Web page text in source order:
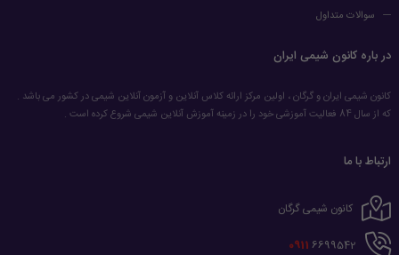
سوالات متداول
در باره کانون شیمی ایران
کانون شیمی ایران و گرگان ، اولین مرکز ارائه کلاس آنلاین و آزمون آنلاین شیمی در کشور می باشد .
که از سال 84 فعالیت آموزشی خود را در زمینه آموزش آنلاین شیمی شروع کرده است .
ارتباط با ما
کانون شیمی گرگان
0911 6699542